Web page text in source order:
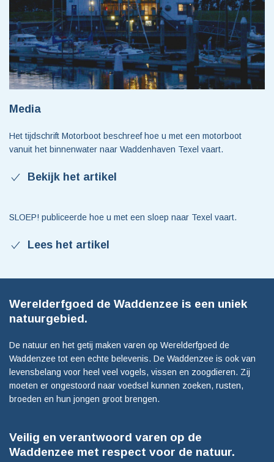
Media
Het tijdschrift Motorboot beschreef hoe u met een motorboot
vanuit het binnenwater naar Waddenhaven Texel vaart.
Bekijk het artikel
SLOEP! publiceerde hoe u met een sloep naar Texel vaart.
Lees het artikel
Werelderfgoed de Waddenzee is een uniek
natuurgebied.
De natuur en het getij maken varen op Werelderfgoed de
Waddenzee tot een echte belevenis. De Waddenzee is ook van
levensbelang voor heel veel vogels, vissen en zoogdieren. Zij
moeten er ongestoord naar voedsel kunnen zoeken, rusten,
broeden en hun jongen groot brengen.
Veilig en verantwoord varen op de
Waddenzee met respect voor de natuur.